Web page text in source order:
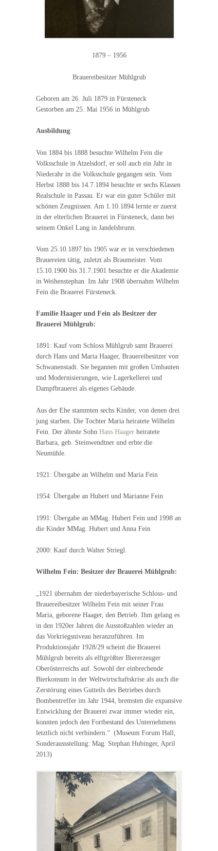
1879 – 1956
Brauereibesitzer Mühlgrub
Geboren am 26. Juli 1879 in Fürsteneck
Gestorben am 25. Mai 1956 in Mühlgrub
Ausbildung:
Von 1884 bis 1888 besuchte Wilhelm Fein die
Volksschule in Atzelsdorf, er soll auch ein Jahr in
Niederahr in die Volksschule gegangen sein. Vom
Herbst 1888 bis 14.7.1894 besuchte er sechs Klassen
Realschule in Passau. Er war ein guter Schüler mit
schönen Zeugnissen. Am 1.10.1894 lernte er zuerst
in der elterlichen Brauerei in Fürsteneck, dann bei
seinem Onkel Lang in Jandelsbrunn.
Vom 25.10.1897 bis 1905 war er in verschiedenen
Brauereien tätig, zuletzt als Braumeister. Vom
15.10.1900 bis 31.7.1901 besuchte er die Akademie
in Weihenstephan. Im Jahr 1908 übernahm Wilhelm
Fein die Brauerei Fürsteneck.
Familie Haager und Fein als Besitzer der
Brauerei Mühlgrub:
1891: Kauf vom Schloss Mühlgrub samt Brauerei
durch Hans und Maria Haager, Brauereibesitzer von
Schwanenstadt. Sie begannen mit großen Umbauten
und Modernisierungen, wie Lagerkellerei und
Dampfbrauerei als eigenes Gebäude.
Aus der Ehe stammten sechs Kinder, von denen drei
jung starben. Die Tochter Maria heiratete Wilhelm
Fein. Der älteste Sohn Hans Haager heiratete
Barbara, geb. Steinwendtner und erbte die
Neumühle.
1921: Übergabe an Wilhelm und Maria Fein
1954: Übergabe an Hubert und Marianne Fein
1991: Übergabe an MMag. Hubert Fein und 1998 an
die Kinder MMag. Hubert und Anna Fein
2000: Kauf durch Walter Striegl.
Wilhelm Fein: Besitzer der Brauerei Mühlgrub:
„1921 übernahm der niederbayerische Schloss- und
Brauereibesitzer Wilhelm Fein mit seiner Frau
Maria, geborene Haager, den Betrieb. Ihm gelang es
in den 1920er Jahren die Ausstoßzahlen wieder an
das Vorkriegsniveau heranzuführen. Im
Produktionsjahr 1928/29 scheint die Brauerei
Mühlgrub bereits als elftgrößter Biererzeuger
Oberösterreichs auf. Sowohl der einbrechende
Bierkonsum in der Weltwirtschaftskrise als auch die
Zerstörung eines Gutteils des Betriebes durch
Bombentreffer im Jahr 1944, bremsten die expansive
Entwicklung der Brauerei zwar immer wieder ein,
konnten jedoch den Fortbestand des Unternehmens
letztlich nicht verhindern.“ (Museum Forum Hall,
Sonderaussstellung: Mag. Stephan Hubinger, April
2013)